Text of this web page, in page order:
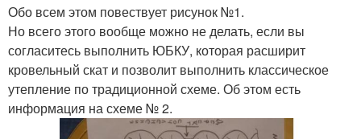
Обо всем этом повествует рисунок №1.
Но всего этого вообще можно не делать, если вы
согласитесь выполнить ЮБКУ, которая расширит
кровельный скат и позволит выполнить классическое
утепление по традиционной схеме. Об этом есть
информация на схеме № 2.